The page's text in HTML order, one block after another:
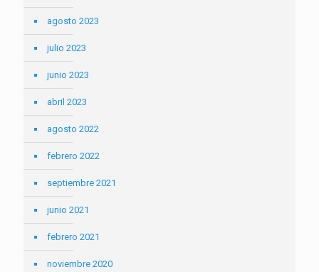
agosto 2023
julio 2023
junio 2023
abril 2023
agosto 2022
febrero 2022
septiembre 2021
junio 2021
febrero 2021
noviembre 2020